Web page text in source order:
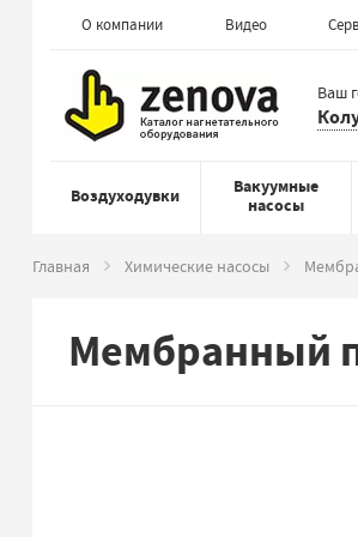
О компании Видео
Ваш
Воздуходувки
Вакуумные
насосы
Главная Химические насосы
Мембранный